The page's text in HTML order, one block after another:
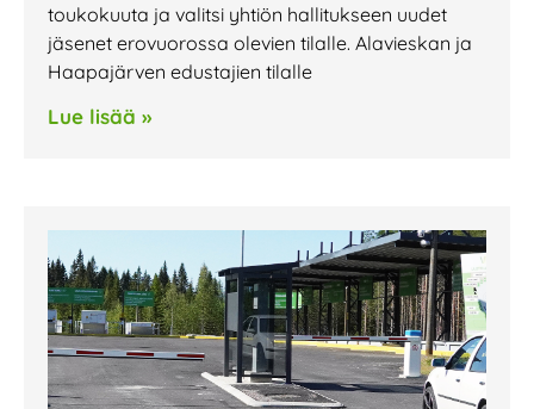
toukokuuta ja valitsi yhtiön hallitukseen uudet
jäsenet erovuorossa olevien tilalle. Alavieskan ja
Haapajärven edustajien tilalle
Lue lisää »